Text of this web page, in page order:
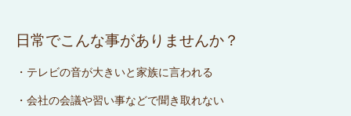
日常でこんな事がありませんか？
・テレビの音が大きいと家族に言われる
・会社の会議や習い事などで聞き取れない